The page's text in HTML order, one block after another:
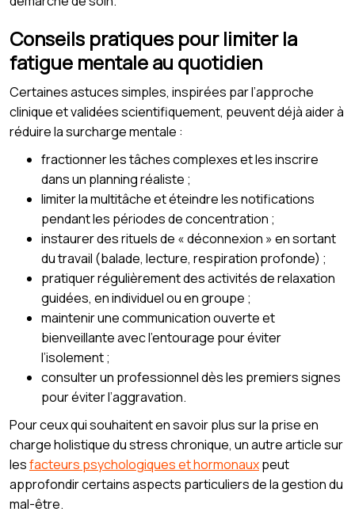
Conseils pratiques pour limiter la
fatigue mentale au quotidien
Certaines astuces simples, inspirées par l’approche
clinique et validées scientifiquement, peuvent déjà aider à
réduire la surcharge mentale :
fractionner les tâches complexes et les inscrire
dans un planning réaliste ;
limiter la multitâche et éteindre les notifications
pendant les périodes de concentration ;
instaurer des rituels de « déconnexion » en sortant
du travail (balade, lecture, respiration profonde) ;
pratiquer régulièrement des activités de relaxation
guidées, en individuel ou en groupe ;
maintenir une communication ouverte et
bienveillante avec l’entourage pour éviter
l’isolement ;
consulter un professionnel dès les premiers signes
pour éviter l’aggravation.
Pour ceux qui souhaitent en savoir plus sur la prise en
charge holistique du stress chronique, un autre article sur
lesfacteurs psychologiques et hormonauxpeut
approfondir certains aspects particuliers de la gestion du
mal-être.